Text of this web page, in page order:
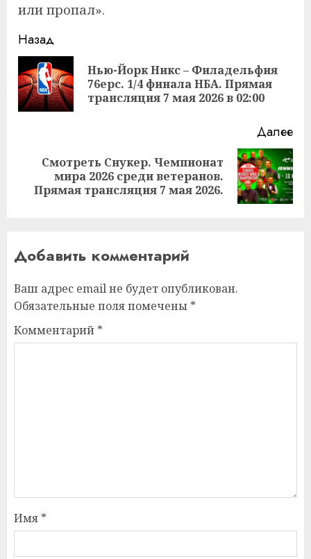
или пропал».
Продолжить
чтение
Назад
Нью-Йорк Никс – Филадельфия
76ерс. 1/4 финала НБА. Прямая
трансляция 7 мая 2026 в 02:00
Далее
Следующая
запись:
Смотреть Снукер. Чемпионат
мира 2026 среди ветеранов.
Прямая трансляция 7 мая 2026.
Добавить комментарий
Ваш адрес email не будет опубликован.
Обязательные поля помечены *
Комментарий *
Имя *